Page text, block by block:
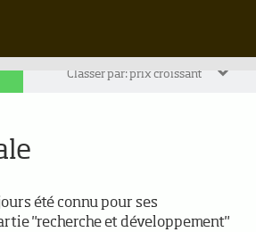
Classer par: prix croissant
été connu pour ses
"recherche et développement"